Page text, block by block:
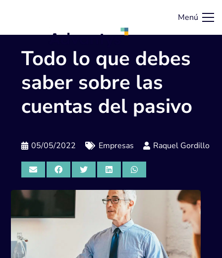
Menú
Todo lo que debes
saber sobre las
cuentas del pasivo
05/05/2022 Empresas Raquel Gordillo